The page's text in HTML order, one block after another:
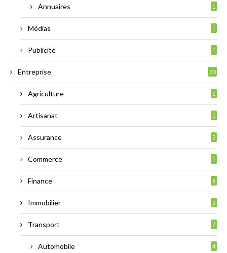
Annuaires 1
Médias 1
Publicité 1
Entreprise 30
Agriculture 1
Artisanat 1
Assurance 2
Commerce 1
Finance 6
Immobilier 3
Transport 7
Automobile 4